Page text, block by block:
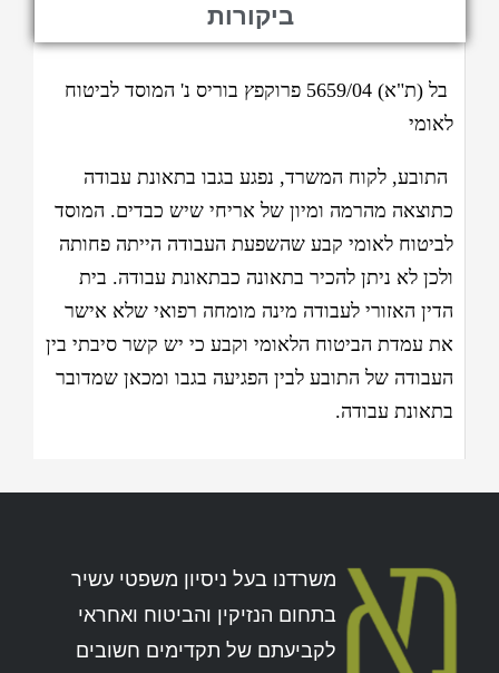
בל (ת"א) 5659/04 פרוקפץ בוריס נ' המוסד לביטוח
לאומי
התובע, לקוח המשרד, נפגע בגבו בתאונת עבודה
כתוצאה מהרמה ומיון של אריחי שיש כבדים. המוסד
לביטוח לאומי קבע שהשפעת העבודה הייתה פחותה
ולכן לא ניתן להכיר בתאונה כבתאונת עבודה. בית
הדין האזורי לעבודה מינה מומחה רפואי שלא אישר
את עמדת הביטוח הלאומי וקבע כי יש קשר סיבתי בין
העבודה של התובע לבין הפגיעה בגבו ומכאן שמדובר
בתאונת עבודה.
ביקורות
משרדנו בעל ניסיון משפטי עשיר
בתחום הנזיקין והביטוח ואחראי
לקביעתם של תקדימים חשובים